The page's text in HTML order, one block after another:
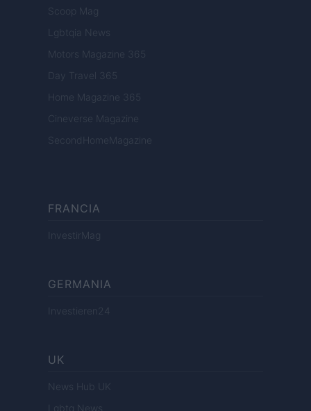
Scoop Mag
Lgbtqia News
Motors Magazine 365
Day Travel 365
Home Magazine 365
Cineverse Magazine
SecondHomeMagazine
FRANCIA
InvestirMag
GERMANIA
Investieren24
UK
News Hub UK
Lgbtq News